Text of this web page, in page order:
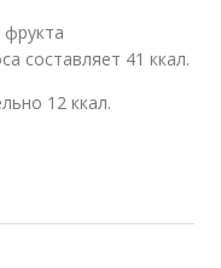
фрукта
составляет 41 ккал.
12 ккал.